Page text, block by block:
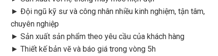
► Đội ngũ kỹ sư và công nhân nhiều kinh nghiệm, tận tâm,
chuyên nghiệp
► Sản xuất sản phẩm theo yêu cầu của khách hàng
► Thiết kế bản vẽ và báo giá trong vòng 5h